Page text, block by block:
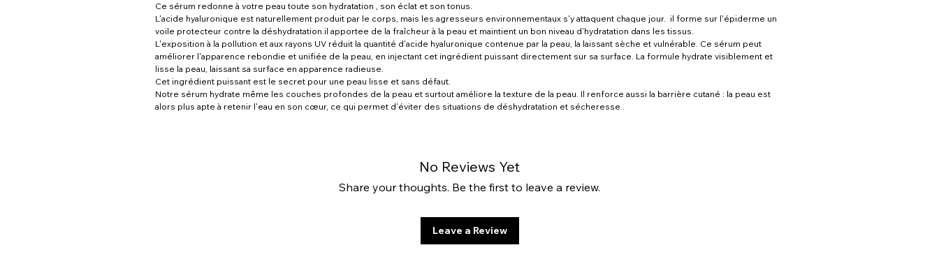
Ce sérum redonne à votre peau toute son hydratation , son éclat et son tonus.
L'acide hyaluronique est naturellement produit par le corps, mais les agresseurs environnementaux s'y attaquent chaque jour. il forme sur l'épiderme un
voile protecteur contre la déshydratation.il apportee de la fraîcheur à la peau et maintient un bon niveau d'hydratation dans les tissus.
L'exposition à la pollution et aux rayons UV réduit la quantité d'acide hyaluronique contenue par la peau, la laissant sèche et vulnérable. Ce sérum peut
améliorer l'apparence rebondie et unifiée de la peau, en injectant cet ingrédient puissant directement sur sa surface. La formule hydrate visiblement et
lisse la peau, laissant sa surface en apparence radieuse.
Cet ingrédient puissant est le secret pour une peau lisse et sans défaut.
Notre sérum hydrate même les couches profondes de la peau et surtout améliore la texture de la peau. Il renforce aussi la barrière cutané : la peau est
alors plus apte à retenir l'eau en son cœur, ce qui permet d'éviter des situations de déshydratation et sécheresse .
No Reviews Yet
Share your thoughts. Be the first to leave a review.
Leave a Review